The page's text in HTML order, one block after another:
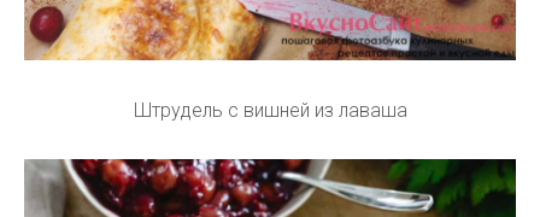
Штрудель с вишней из лаваша